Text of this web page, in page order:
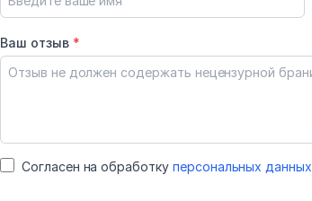
Ваш отзыв *
Согласен на обработку персональных данных